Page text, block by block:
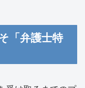
「弁護士特